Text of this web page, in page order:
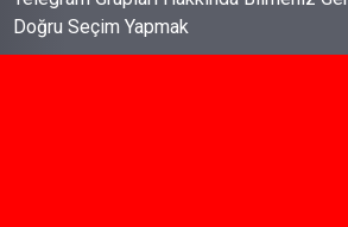
İş Davaları: Haklarınızı Bilmek ve